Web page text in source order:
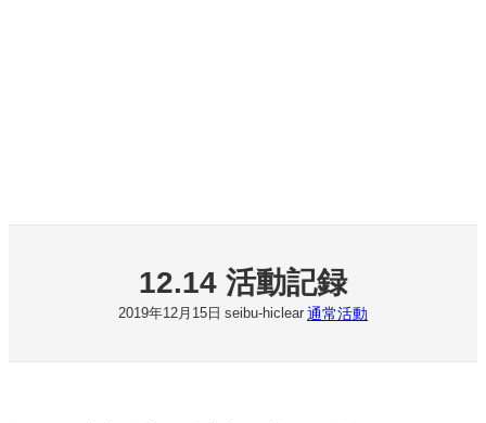
12.14 活動記録
2019年12月15日 seibu-hiclear 通常活動